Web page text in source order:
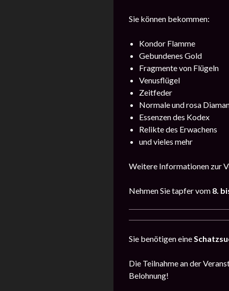
Sie können bekommen:
Kondor Flamme
Gebundenes Gold
Fragmente von Flügeln
Venusflügel
Zeitfeder
Normale und rosa
Essenzen des Kodex
Relikte des Erwachens
und vieles mehr
Weitere Informationen zur
Nehmen Sie tapfer vom 8.
Sie benötigen eine
Die Teilnahme an der
Belohnung!